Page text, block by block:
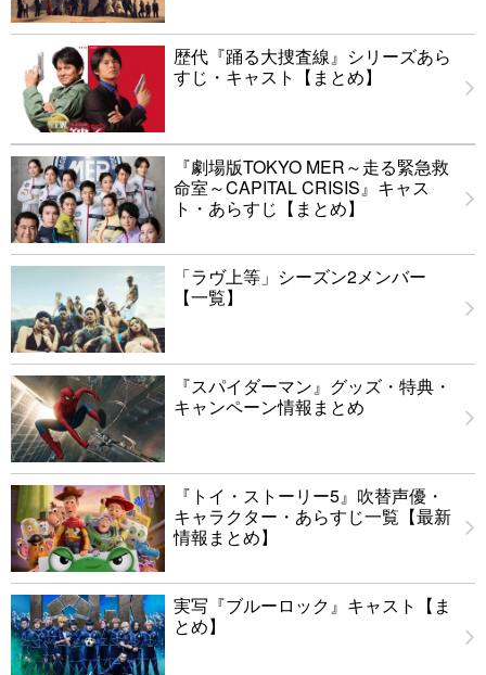
歴代『踊る大捜査線』シリーズあら
すじ・キャスト【まとめ】
『劇場版TOKYO MER～走る緊急救
命室～CAPITAL CRISIS』キャス
ト・あらすじ【まとめ】
「ラヴ上等」シーズン2メンバー
【一覧】
『スパイダーマン』グッズ・特典・
キャンペーン情報まとめ
『トイ・ストーリー5』吹替声優・
キャラクター・あらすじ一覧【最新
情報まとめ】
実写『ブルーロック』キャスト【ま
とめ】